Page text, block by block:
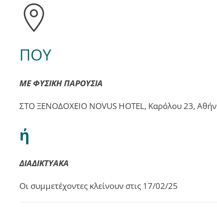
ΠΟΥ
ΜΕ ΦΥΣΙΚΗ ΠΑΡΟΥΣΙΑ
ΣΤΟ ΞΕΝΟΔΟΧΕΙΟ NOVUS HOTEL, Καρόλου 23,
ή
ΔΙΑΔΙΚΤΥΑΚΑ
Οι συμμετέχοντες κλείνουν στις 17/02/25